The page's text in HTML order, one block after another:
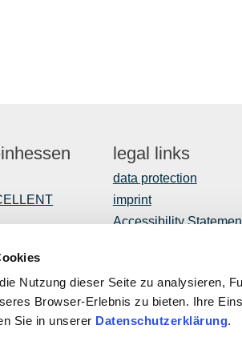
Nutzung dieser Seite zu analysieren,
Browser-Erlebnis zu bieten. Ihre
Sie in unserer Datenschutzerklärung.
legal links
data protection
imprint
Accessibility